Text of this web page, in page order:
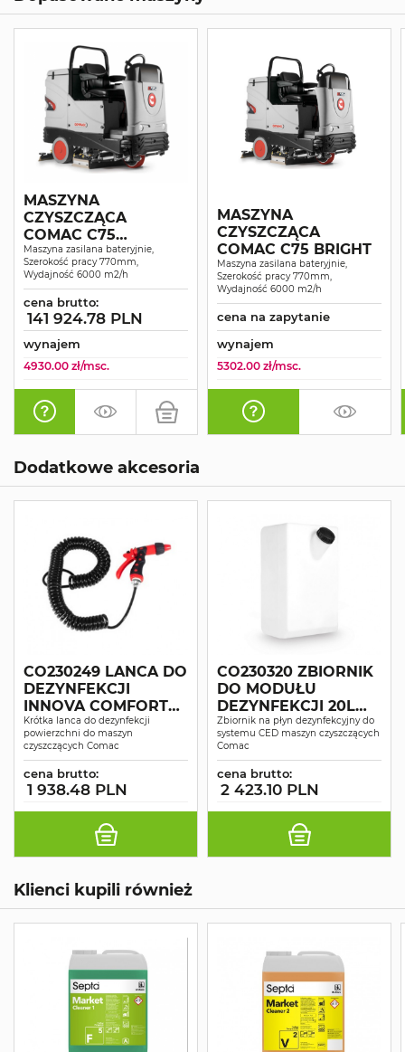
MASZYNA
CZYSZCZĄCA
COMAC C75
ESSENTIAL
Maszyna zasilana bateryjnie,
Szerokość pracy 770mm,
Wydajność 6000 m2/h
cena brutto:
141 924.78 PLN
wynajem
4930.00 zł/msc.
MASZYNA
CZYSZCZĄCA
COMAC C75 BRIGHT
Maszyna zasilana bateryjnie,
Szerokość pracy 770mm,
Wydajność 6000 m2/h
cena na zapytanie
wynajem
5302.00 zł/msc.
Dodatkowe akcesoria
CO230249 LANCA DO
DEZYNFEKCJI
INNOVA COMFORT
75_85
Krótka lanca do dezynfekcji
powierzchni do maszyn
czyszczących Comac
cena brutto:
1 938.48 PLN
CO230320 ZBIORNIK
DO MODUŁU
DEZYNFEKCJI 20L
INNOVA COMFORT
75_85
Zbiornik na płyn dezynfekcyjny do
systemu CED maszyn czyszczących
Comac
cena brutto:
2 423.10 PLN
Klienci kupili również